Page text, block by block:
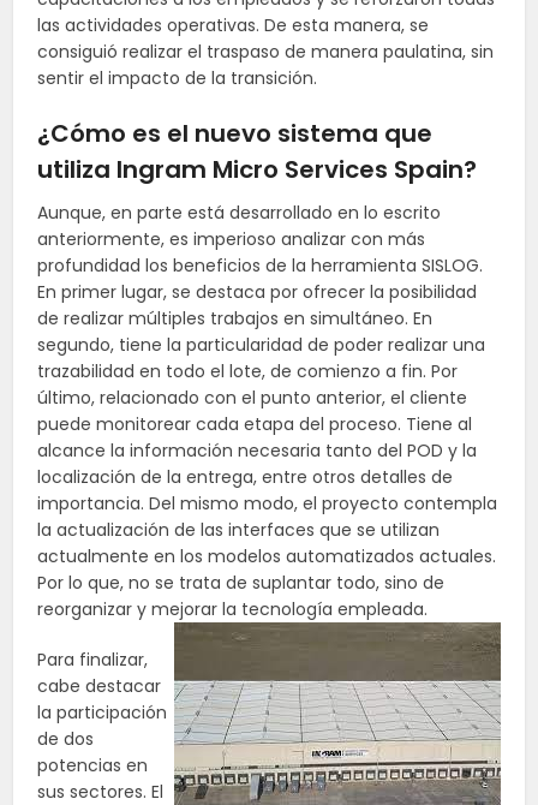
las actividades operativas. De esta manera, se
consiguió realizar el traspaso de manera paulatina, sin
sentir el impacto de la transición.
¿Cómo es el nuevo sistema que
utiliza Ingram Micro Services Spain?
Aunque, en parte está desarrollado en lo escrito
anteriormente, es imperioso analizar con más
profundidad los beneficios de la herramienta SISLOG.
En primer lugar, se destaca por ofrecer la posibilidad
de realizar múltiples trabajos en simultáneo. En
segundo, tiene la particularidad de poder realizar una
trazabilidad en todo el lote, de comienzo a fin. Por
último, relacionado con el punto anterior, el cliente
puede monitorear cada etapa del proceso. Tiene al
alcance la información necesaria tanto del POD y la
localización de la entrega, entre otros detalles de
importancia. Del mismo modo, el proyecto contempla
la actualización de las interfaces que se utilizan
actualmente en los modelos automatizados actuales.
Por lo que, no se trata de suplantar todo, sino de
reorganizar y mejorar la tecnología empleada.
Para finalizar,
cabe destacar
la participación
de dos
potencias en
sus sectores. El